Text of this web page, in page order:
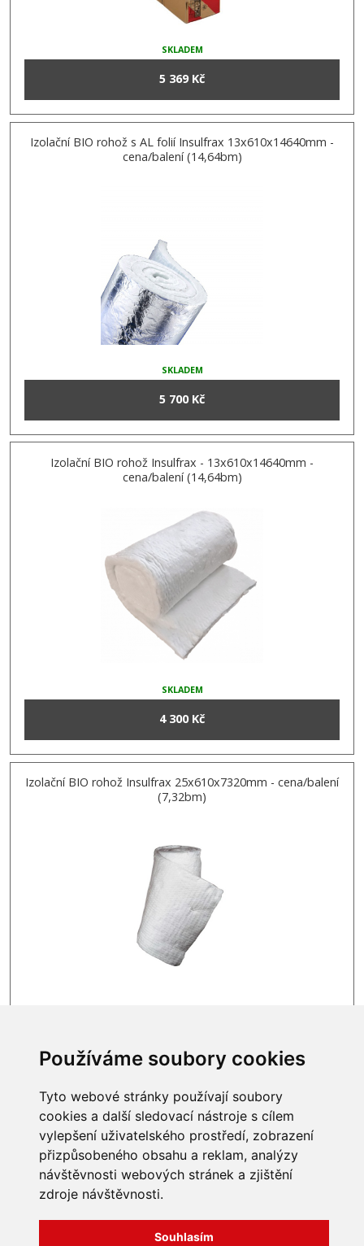
Používáme soubory cookies
Tyto webové stránky používají soubory
cookies a další sledovací nástroje s cílem
vylepšení uživatelského prostředí, zobrazení
přizpůsobeného obsahu a reklam, analýzy
návštěvnosti webových stránek a zjištění
zdroje návštěvnosti.
Souhlasím
SKLADEM
5 369 Kč
Izolační BIO rohož s AL folií Insulfrax 13x610x14640mm -
cena/balení (14,64bm)
SKLADEM
5 700 Kč
Izolační BIO rohož Insulfrax - 13x610x14640mm -
cena/balení (14,64bm)
SKLADEM
4 300 Kč
Izolační BIO rohož Insulfrax 25x610x7320mm - cena/balení
(7,32bm)
INFORMACE
Obchodní podmínky
Zpracování a ochrana
osobních údajů
Jak nakupovat
Bravura s.r.o. © 2026
profesionální webové stránky: triangl web